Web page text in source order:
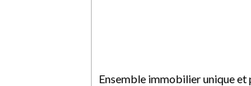
Ensemble immobilier unique et